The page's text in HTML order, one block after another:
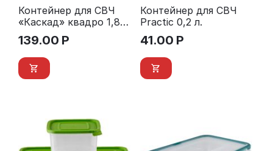
Контейнер для СВЧ
«Каскад» квадро 1,8
л.
139.00 Р
Контейнер для СВЧ
Practic 0,2 л.
41.00 Р